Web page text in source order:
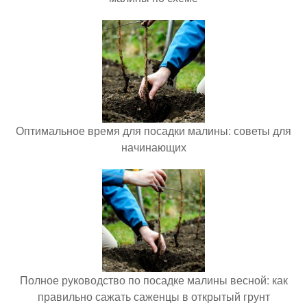
Оптимальное время для посадки малины: советы для
начинающих
Полное руководство по посадке малины весной: как
правильно сажать саженцы в открытый грунт